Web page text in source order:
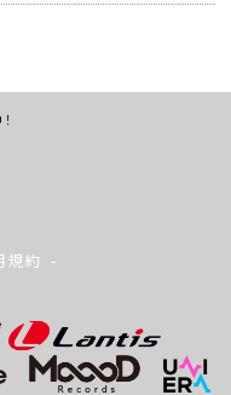
規約